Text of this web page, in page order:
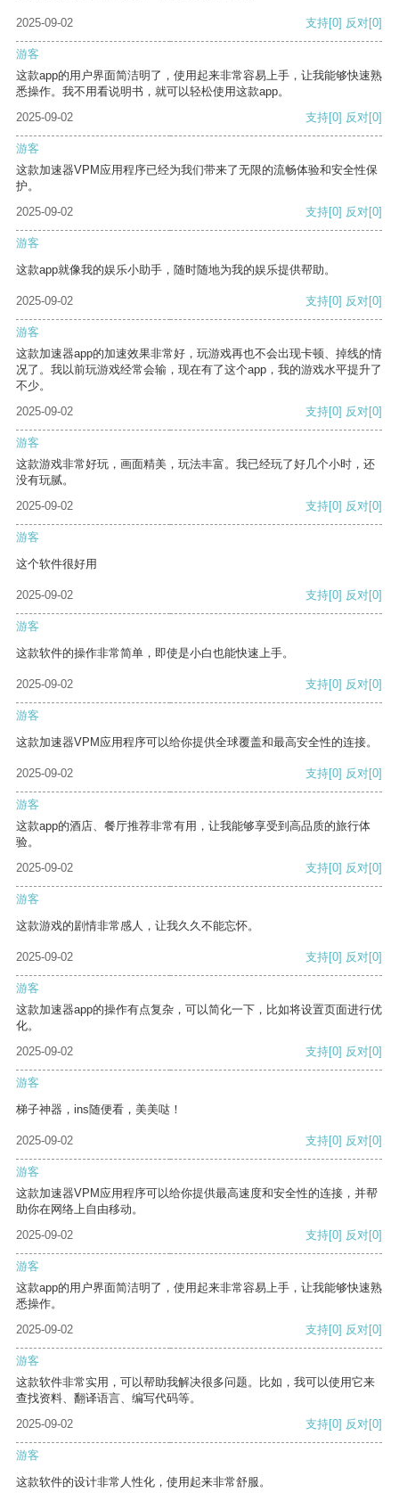
2025-09-02 支持[0] 反对[0]
游客
这款app的用户界面简洁明了，使用起来非常容易上手，让我能够快速熟
悉操作。我不用看说明书，就可以轻松使用这款app。
2025-09-02
支持[0] 反对[0]
游客
这款加速器VPM应用程序已经为我们带来了无限的流畅体验和安全性保
护。
2025-09-02
支持[0] 反对[0]
游客
这款app就像我的娱乐小助手，随时随地为我的娱乐提供帮助。
2025-09-02 支持[0] 反对[0]
游客
这款加速器app的加速效果非常好，玩游戏再也不会出现卡顿、掉线的情
况了。我以前玩游戏经常会输，现在有了这个app，我的游戏水平提升了
不少。
2025-09-02
支持[0] 反对[0]
游客
这款游戏非常好玩，画面精美，玩法丰富。我已经玩了好几个小时，还
没有玩腻。
2025-09-02
支持[0] 反对[0]
游客
这个软件很好用
2025-09-02 支持[0] 反对[0]
游客
这款软件的操作非常简单，即使是小白也能快速上手。
2025-09-02 支持[0] 反对[0]
游客
这款加速器VPM应用程序可以给你提供全球覆盖和最高安全性的连接。
2025-09-02 支持[0] 反对[0]
游客
这款app的酒店、餐厅推荐非常有用，让我能够享受到高品质的旅行体
验。
2025-09-02
支持[0] 反对[0]
游客
这款游戏的剧情非常感人，让我久久不能忘怀。
2025-09-02 支持[0] 反对[0]
游客
这款加速器app的操作有点复杂，可以简化一下，比如将设置页面进行优
化。
2025-09-02
支持[0] 反对[0]
游客
梯子神器，ins随便看，美美哒！
2025-09-02 支持[0] 反对[0]
游客
这款加速器VPM应用程序可以给你提供最高速度和安全性的连接，并帮
助你在网络上自由移动。
2025-09-02
支持[0] 反对[0]
游客
这款app的用户界面简洁明了，使用起来非常容易上手，让我能够快速熟
悉操作。
2025-09-02
支持[0] 反对[0]
游客
这款软件非常实用，可以帮助我解决很多问题。比如，我可以使用它来
查找资料、翻译语言、编写代码等。
2025-09-02
支持[0] 反对[0]
游客
这款软件的设计非常人性化，使用起来非常舒服。